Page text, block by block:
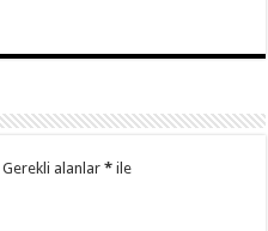
Gerekli alanlar* ile